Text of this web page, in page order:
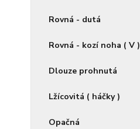
Rovná - dutá
Rovná - kozí noha ( V )
Dlouze prohnutá
Lžícovitá ( háčky )
Opačná